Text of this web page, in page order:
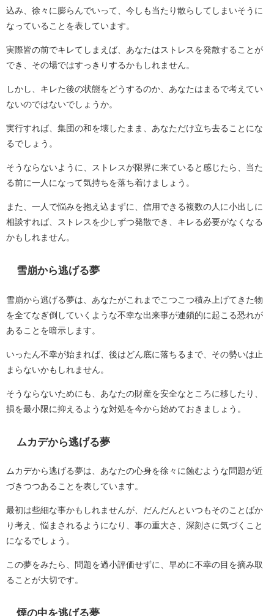
込み、徐々に膨らんでいって、今しも当たり散らしてしまいそうに
なっていることを表しています。
実際皆の前でキレてしまえば、あなたはストレスを発散することが
でき、その場ではすっきりするかもしれません。
しかし、キレた後の状態をどうするのか、あなたはまるで考えてい
ないのではないでしょうか。
実行すれば、集団の和を壊したまま、あなただけ立ち去ることにな
るでしょう。
そうならないように、ストレスが限界に来ていると感じたら、当た
る前に一人になって気持ちを落ち着けましょう。
また、一人で悩みを抱え込まずに、信用できる複数の人に小出しに
相談すれば、ストレスを少しずつ発散でき、キレる必要がなくなる
かもしれません。
雪崩から逃げる夢
雪崩から逃げる夢は、あなたがこれまでこつこつ積み上げてきた物
を全てなぎ倒していくような不幸な出来事が連鎖的に起こる恐れが
あることを暗示します。
いったん不幸が始まれば、後はどん底に落ちるまで、その勢いは止
まらないかもしれません。
そうならないためにも、あなたの財産を安全なところに移したり、
損を最小限に抑えるような対処を今から始めておきましょう。
ムカデから逃げる夢
ムカデから逃げる夢は、あなたの心身を徐々に蝕むような問題が近
づきつつあることを表しています。
最初は些細な事かもしれませんが、だんだんといつもそのことばか
り考え、悩まされるようになり、事の重大さ、深刻さに気づくこと
になるでしょう。
この夢をみたら、問題を過小評価せずに、早めに不幸の目を摘み取
ることが大切です。
煙の中を逃げる夢